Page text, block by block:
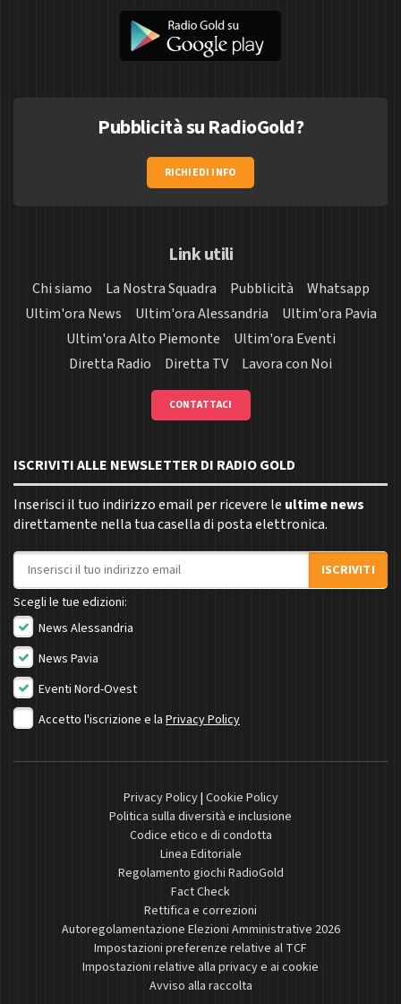
Pubblicità su RadioGold?
RICHIEDI INFO
Link utili
Chi siamo La Nostra Squadra Pubblicità
Whatsapp
Ultim'ora News
Ultim'ora Alessandria
Ultim'ora Pavia
Ultim'ora Alto Piemonte
Ultim'ora Eventi
Diretta Radio
Diretta TV Lavora con Noi
CONTATTACI
ISCRIVITI ALLE NEWSLETTER DI RADIO GOLD
Inserisci il tuo indirizzo email per ricevere le ultime news
direttamente nella tua casella di posta elettronica.
Indirizzo email
ISCRIVITI
Scegli le tue edizioni:
News Alessandria
News Pavia
Eventi Nord-Ovest
Accetto l'iscrizione e la Privacy Policy
Privacy Policy| Cookie Policy
Politica sulla diversità e inclusione
Codice etico e di condotta
Linea Editoriale
Regolamento giochi RadioGold
Fact Check
Rettifica e correzioni
Autoregolamentazione Elezioni Amministrative 2026
Impostazioni preferenze relative al TCF
Impostazioni relative alla privacy e ai cookie
Avviso alla raccolta